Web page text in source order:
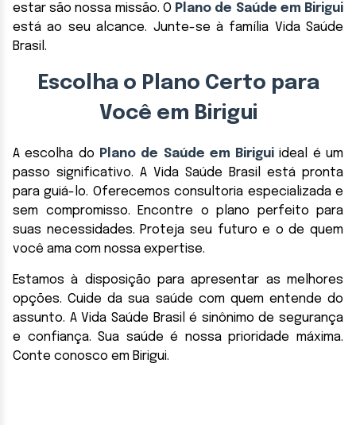
estar são nossa missão. O Plano de Saúde em Birigui
está ao seu alcance. Junte-se à família Vida Saúde
Brasil.
Escolha o Plano Certo para
Você em Birigui
A escolha do Plano de Saúde em Birigui ideal é um
passo significativo. A Vida Saúde Brasil está pronta
para guiá-lo. Oferecemos consultoria especializada e
sem compromisso. Encontre o plano perfeito para
suas necessidades. Proteja seu futuro e o de quem
você ama com nossa expertise.
Estamos à disposição para apresentar as melhores
opções. Cuide da sua saúde com quem entende do
assunto. A Vida Saúde Brasil é sinônimo de segurança
e confiança. Sua saúde é nossa prioridade máxima.
Conte conosco em Birigui.